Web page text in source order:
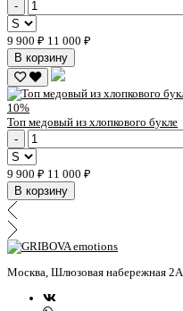
-
9 900 ₽ 11 000 ₽
В корзину
10%
Топ медовый из хлопкового букле
-
9 900 ₽ 11 000 ₽
В корзину
Москва, Шлюзовая набережная 2А